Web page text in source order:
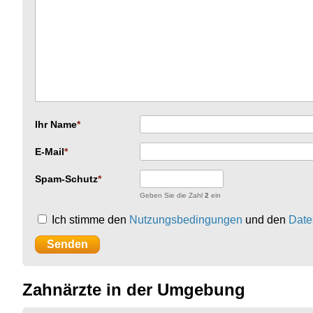
Ihr Name
E-Mail
Spam-Schutz
Geben Sie die Zahl 2 ein
Ich stimme den Nutzungsbedingungen und den
Zahnärzte in der Umgebung